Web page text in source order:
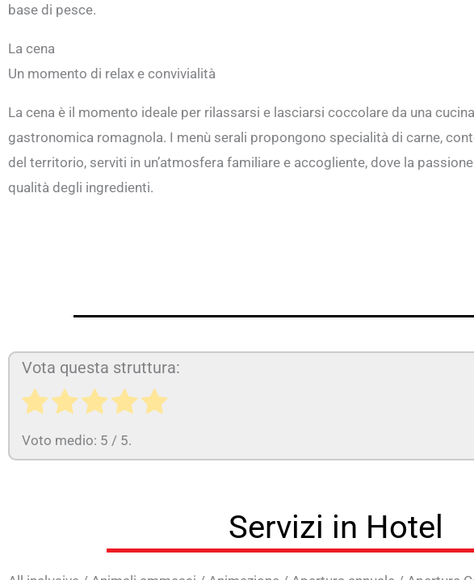
base di pesce.
La cena
Un momento di relax e convivialità
La cena è il momento ideale per rilassarsi e lasciarsi coccolare da una
gastronomica romagnola. I menù serali propongono specialità di carne,
del territorio, serviti in un’atmosfera familiare e accogliente, dove la
qualità degli ingredienti.
Vota questa struttura:
Voto medio: 5 / 5.
Servizi in Hotel